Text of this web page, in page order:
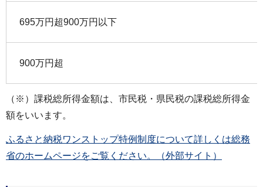
695万円超900万円以下
900万円超
（※）課税総所得金額は、市民税・県民税の課税総所得金
額をいいます。
ふるさと納税ワンストップ特例制度について詳しくは総務
省のホームページをご覧ください。（外部サイト）